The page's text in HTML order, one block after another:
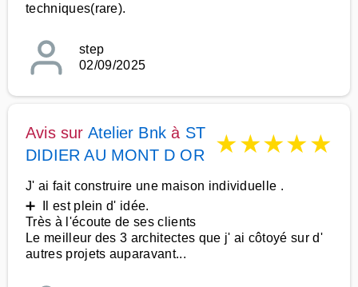
techniques(rare).
step
02/09/2025
Avis sur Atelier Bnk à ST
DIDIER AU MONT D OR
★★★★★
J' ai fait construire une maison individuelle .
➕ Il est plein d' idée.
Très à l'écoute de ses clients
Le meilleur des 3 architectes que j' ai côtoyé sur d'
autres projets auparavant...